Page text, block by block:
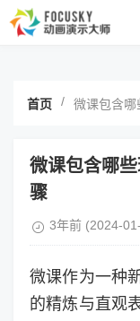
首页 / 微课包含哪
微课包含哪
骤
3年前 (2024-
微课作为一种
的精炼与直观